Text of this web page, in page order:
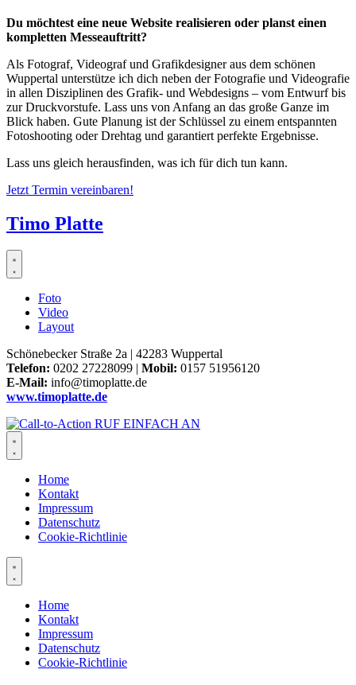
Du möchtest eine neue Website realisieren oder planst einen
kompletten Messeauftritt?
Als Fotograf, Videograf und Grafikdesigner aus dem schönen
Wuppertal unterstütze ich dich neben der Fotografie und Videografie
in allen Disziplinen des Grafik- und Webdesigns – vom Entwurf bis
zur Druckvorstufe. Lass uns von Anfang an das große Ganze im
Blick haben. Gute Planung ist der Schlüssel zu einem entspannten
Fotoshooting oder Drehtag und garantiert perfekte Ergebnisse.
Lass uns gleich herausfinden, was ich für dich tun kann.
Jetzt Termin vereinbaren!
Timo Platte
Foto
Video
Layout
Schönebecker Straße 2a | 42283 Wuppertal
Telefon: 0202 27228099 | Mobil: 0157 51956120
E-Mail: info@timoplatte.de
www.timoplatte.de
Home
Kontakt
Impressum
Datenschutz
Cookie-Richtlinie
Home
Kontakt
Impressum
Datenschutz
Cookie-Richtlinie